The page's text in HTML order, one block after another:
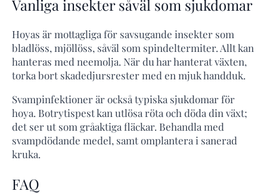
Vanliga insekter såväl som sjukdomar
Hoyas är mottagliga för savsugande insekter som
bladlöss, mjöllöss, såväl som spindeltermiter. Allt kan
hanteras med neemolja. När du har hanterat växten,
torka bort skadedjursrester med en mjuk handduk.
Svampinfektioner är också typiska sjukdomar för
hoya. Botrytispest kan utlösa röta och döda din växt;
det ser ut som gråaktiga fläckar. Behandla med
svampdödande medel, samt omplantera i sanerad
kruka.
FAQ